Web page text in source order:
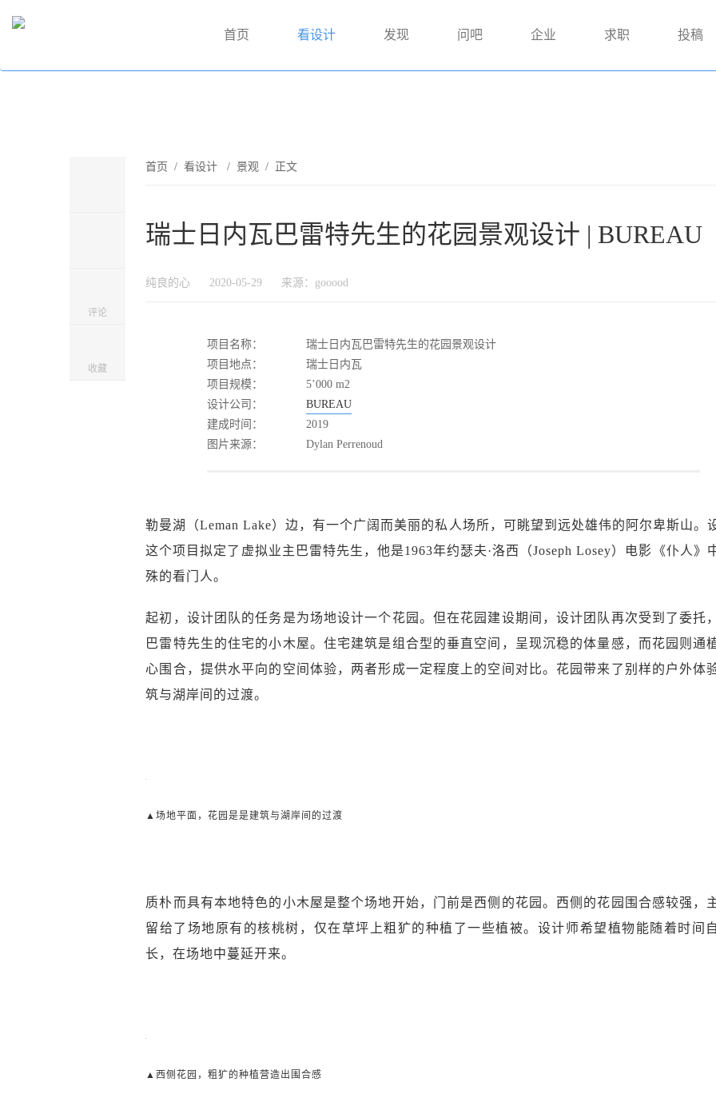
首页 看设计 发现 问吧 企业 求职 投稿
评论
收藏
首页 /看设计 / 景观 / 正文
瑞士日内瓦巴雷特先生的花园景观设计 | BUREAU
纯良的心 2020-05-29 来源：gooood
项目名称：
瑞士日内瓦巴雷特先生的花园景观设计
项目地点：
瑞士日内瓦
项目规模：
5’000 m2
设计公司：
BUREAU
建成时间：
2019
图片来源：
Dylan Perrenoud
勒曼湖（Leman Lake）边，有一个广阔而美丽的私人场所，可眺望到远处雄伟的阿尔卑斯山。
这个项目拟定了虚拟业主巴雷特先生，他是1963年约瑟夫·洛西（Joseph Losey）电影《仆人》
殊的看门人。
起初，设计团队的任务是为场地设计一个花园。但在花园建设期间，设计团队再次受到了委托
巴雷特先生的住宅的小木屋。住宅建筑是组合型的垂直空间，呈现沉稳的体量感，而花园则通
心围合，提供水平向的空间体验，两者形成一定程度上的空间对比。花园带来了别样的户外体
筑与湖岸间的过渡。
▲场地平面，花园是是建筑与湖岸间的过渡
质朴而具有本地特色的小木屋是整个场地开始，门前是西侧的花园。西侧的花园围合感较强，
留给了场地原有的核桃树，仅在草坪上粗犷的种植了一些植被。设计师希望植物能随着时间
长，在场地中蔓延开来。
▲西侧花园，粗犷的种植营造出围合感